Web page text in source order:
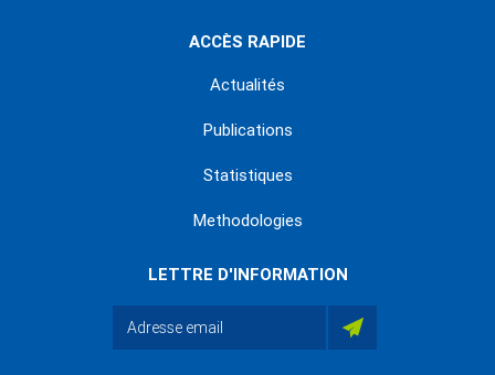
ACCÈS RAPIDE
Actualités
Publications
Statistiques
Methodologies
LETTRE D'INFORMATION